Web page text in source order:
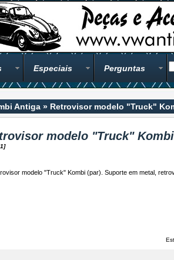
Especiais Perguntas
Antiga » Retrovisor modelo "Truck"
modelo "Truck"
modelo "Truck" Kombi (par). Suporte em metal,